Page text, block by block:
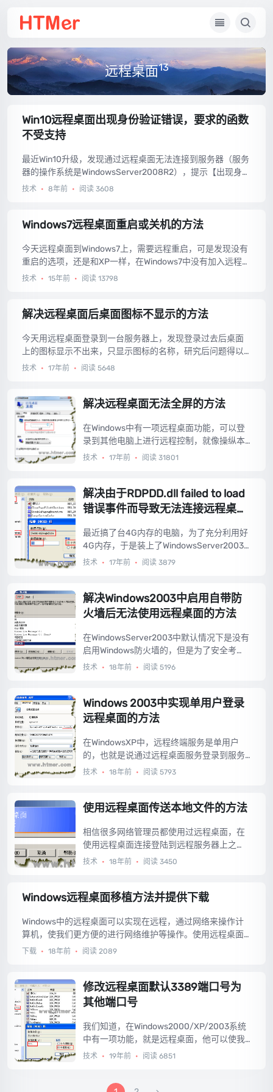
远程桌面13
Win10远程桌面出现身份验证错误，要求的函数
不受支持
最近Win10升级，发现通过远程桌面无法连接到服务器（服务
器的操作系统是WindowsServer2008R2），提示【出现身份
验证错误要求的函数不受支持】错误提示，下面给出解决方
技术 • 8年前 • 阅读 3608
Windows7远程桌面重启或关机的方法
今天远程桌面到Windows7上，需要远程重启，可是发现没有
重启的选项，还是和XP一样，在Windows7中没有加入远程重
启或关机的功能，无奈还是只能通过命令来重启了，具体方
技术 • 15年前 • 阅读 13798
解决远程桌面后桌面图标不显示的方法
今天用远程桌面登录到一台服务器上，发现登录过去后桌面
上的图标显示不出来，只显示图标的名称，研究后问题得以
解决，拿来分享。...
技术 • 17年前 • 阅读 5648
解决远程桌面无法全屏的方法
在Windows中有一项远程桌面功能，可以登
录到其他电脑上进行远程控制，就像操纵本
机一样，非常方便。但是最近发现用远程桌
教大家解决远程桌面无法全屏的方法。...
技术 • 17年前 • 阅读 31801
解决由于RDPDD.dll failed to load
错误事件而导致无法连接远程桌面
最近搞了台4G内存的电脑，为了充分利用好
4G内存，于是装上了WindowsServer2003
操作系统。可是安装好系统、驱动和一些软
都是开启了的），经过我无数次的重装系
统，一个一个软件测试发现，只要我运行一
程桌面到这台机器了，而且现象是别的机器
在远程桌面到这台机器时点击连接没有任何
反映，也不提示是啥原因连接不上。就此问
题，我折腾了三四天，重装N次系统才得以解
技术 • 17年前 • 阅读 3879
解决Windows2003中启用自带防
火墙后无法使用远程桌面的方法
在WindowsServer2003中默认情况下是没有
启用Windows防火墙的，但是为了安全考
虑，我将Windows防火墙启用了，可是启用
法。...
技术 • 18年前 • 阅读 5196
Windows 2003中实现单用户登录
远程桌面的方法
在WindowsXP中，远程终端服务是单用户
的，也就是说通过远程桌面服务登录到服务
器时，服务器本地界面将会被锁定，显示用
新建一个终端用户，这个用户不会影响服务
的使用情况。今天要向大家介绍的就是将Win
dows2003中的远程桌面实现WindowsXP中
的效果。...
技术 • 18年前 • 阅读 5793
使用远程桌面传送本地文件的方法
相信很多网络管理员都使用过远程桌面，在
使用远程桌面连接登陆到远程服务器上之
后，往往需要在本地电脑和服务器之间进行
程桌面本身就自带磁盘映射的功能，能将本
上，这样就可以在远程服务器上直接使用了
本地设备了。...
技术 • 18年前 • 阅读 3450
Windows远程桌面移植方法并提供下载
Windows中的远程桌面可以实现在远程，通过网络来操作计
算机，使我们更方便的进行网络维护等操作。使用远程桌面
连接的方法很简单，因为一旦连接到远程服务器/计算机上就
桌面功能，所以需要从具备远程桌面功能的Windows系统中
进行移植，具体方法如下：...
下载 • 18年前 • 阅读 2089
修改远程桌面默认3389端口号为
其他端口号
我们知道，在Windows2000/XP/2003系统
中有一项功能，就是远程桌面，他可以使我
们通过网络控制远程的服务器，就像操作本
技术 • 19年前 • 阅读 6851